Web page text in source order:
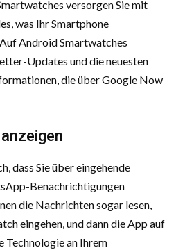
versorgen Sie mit
was Ihr Smartphone
Android Smartwatches
Updates und die neuesten
die über Google Now
dass Sie über eingehende
Benachrichtigungen
die Nachrichten sogar lesen,
eingehen, und dann die App auf
Technologie an Ihrem